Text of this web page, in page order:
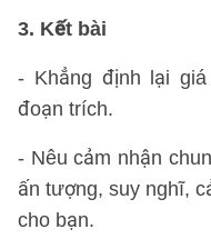
3. Kết bài
- Khẳng định lại
đoạn trích.
- Nêu cảm nhận
ấn tượng, suy nghĩ,
cho bạn.